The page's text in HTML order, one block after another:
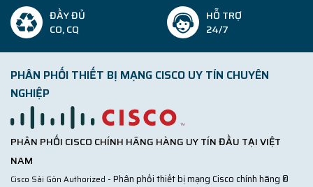
ĐẦY ĐỦ
CO, CQ
HỖ TRỢ
24/7
PHÂN PHỐI THIẾT BỊ MẠNG CISCO UY TÍN CHUYÊN
NGHIỆP
PHÂN PHỐI CISCO CHÍNH HÃNG HÀNG UY TÍN ĐẦU TẠI VIỆT
NAM
Cisco Sài Gòn Authorized - Phân phối thiết bị mạng Cisco chính hãng ®